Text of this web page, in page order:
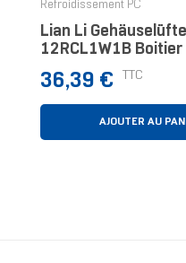
Refroidissement PC
Lian Li
12RCL1W1B Boitier
Ventilateur 12 Cm
Prix
36,39 € TTC
AJOUTER AU